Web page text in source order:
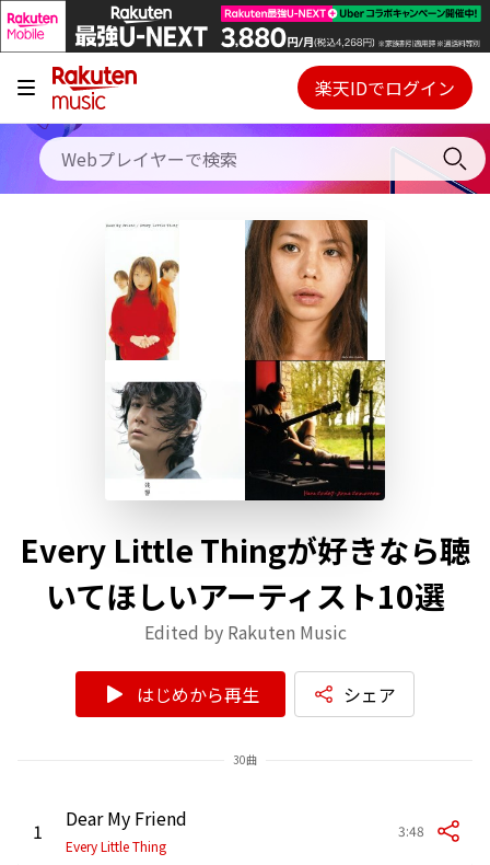
キャンペーン
料金プラン
使い方
初回30日間無料お試し
Webプレイヤー
ご契約内容の確認・変更
楽天IDでログイン
Every Little Thingが好きなら聴
いてほしいアーティスト10選
Edited by Rakuten Music
はじめから再生 シェア
30曲
1 Dear My Friend
Every Little Thing
3:48